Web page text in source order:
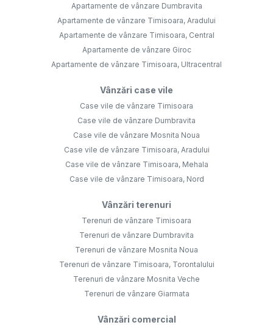
Apartamente de vânzare Dumbravita
Apartamente de vânzare Timisoara, Aradului
Apartamente de vânzare Timisoara, Central
Apartamente de vânzare Giroc
Apartamente de vânzare Timisoara, Ultracentral
Vânzări case vile
Case vile de vânzare Timisoara
Case vile de vânzare Dumbravita
Case vile de vânzare Mosnita Noua
Case vile de vânzare Timisoara, Aradului
Case vile de vânzare Timisoara, Mehala
Case vile de vânzare Timisoara, Nord
Vânzări terenuri
Terenuri de vânzare Timisoara
Terenuri de vânzare Dumbravita
Terenuri de vânzare Mosnita Noua
Terenuri de vânzare Timisoara, Torontalului
Terenuri de vânzare Mosnita Veche
Terenuri de vânzare Giarmata
Vânzări comercial